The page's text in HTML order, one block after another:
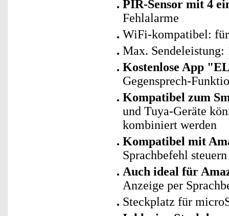
PIR-Sensor mit 4
Fehlalarme
WiFi-kompatibel:
Max. Sendeleistung:
Kostenlose App
Gegensprech-
Kompatibel zum
und Tuya-Geräte
kombiniert werden
Kompatibel mit
Sprachbefehl steuern
Auch ideal für
Anzeige per
Steckplatz für